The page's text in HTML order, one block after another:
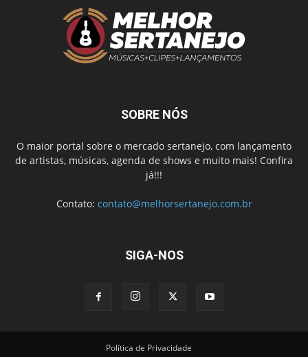
SOBRE NÓS
O maior portal sobre o mercado sertanejo, com lançamento
de artistas, músicas, agenda de shows e muito mais! Confira
já!!!
Contato: contato@melhorsertanejo.com.br
SIGA-NOS
Política de Privacidade